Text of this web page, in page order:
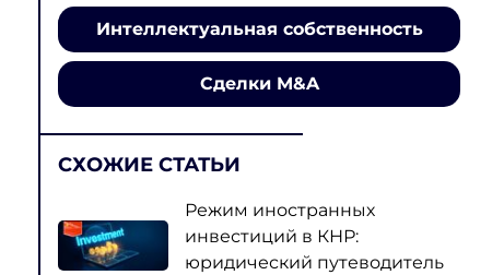
Интеллектуальная собственность
Сделки M&A
СХОЖИЕ СТАТЬИ
Режим иностранных
инвестиций в КНР:
юридический путеводитель